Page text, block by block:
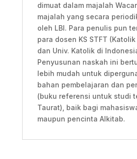
dimuat dalam majalah
majalah yang secara
oleh LBI. Para penulis pun
para dosen KS STFT
dan Univ. Katolik di
Penyusunan naskah ini
lebih mudah untuk
bahan pembelajaran dan
(buku referensi untuk studi
Taurat), baik bagi
maupun pencinta Alkitab.